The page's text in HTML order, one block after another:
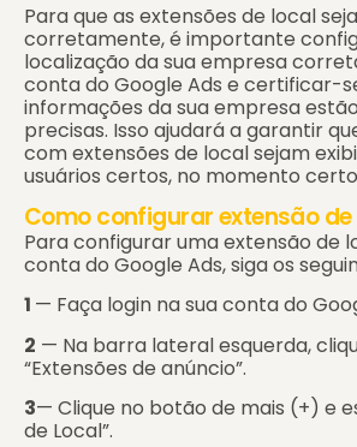
Para que as extensões de local
corretamente, é importante
localização da sua empresa
conta do Google Ads e certificar-
informações da sua empresa
precisas. Isso ajudará a garantir
com extensões de local sejam
usuários certos, no momento
Como configurar extensão
Para configurar uma extensão de
conta do Google Ads, siga os
1 — Faça login na sua conta do
2 — Na barra lateral esquerda,
“Extensões de anúncio”.
3— Clique no botão de mais (+) e
de Local”.